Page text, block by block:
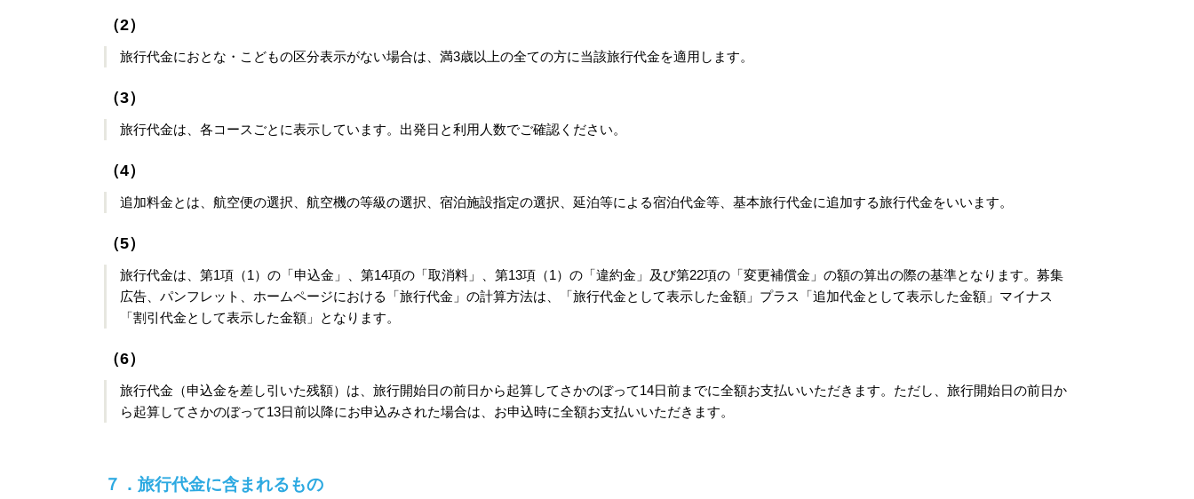
（2）
旅行代金におとな・こどもの区分表示がない場合は、満3歳以上の全ての方に当該旅行代金を適用します。
（3）
旅行代金は、各コースごとに表示しています。出発日と利用人数でご確認ください。
（4）
追加料金とは、航空便の選択、航空機の等級の選択、宿泊施設指定の選択、延泊等による宿泊代金等、基本旅行代金に追加する旅行代金をいいます。
（5）
旅行代金は、第1項（1）の「申込金」、第14項の「取消料」、第13項（1）の「違約金」及び第22項の「変更補償金」の額の算出の際の基準となります。募集
広告、パンフレット、ホームページにおける「旅行代金」の計算方法は、「旅行代金として表示した金額」プラス「追加代金として表示した金額」マイナス
「割引代金として表示した金額」となります。
（6）
旅行代金（申込金を差し引いた残額）は、旅行開始日の前日から起算してさかのぼって14日前までに全額お支払いいただきます。ただし、旅行開始日の前日か
ら起算してさかのぼって13日前以降にお申込みされた場合は、お申込時に全額お支払いいただきます。
７．旅行代金に含まれるもの